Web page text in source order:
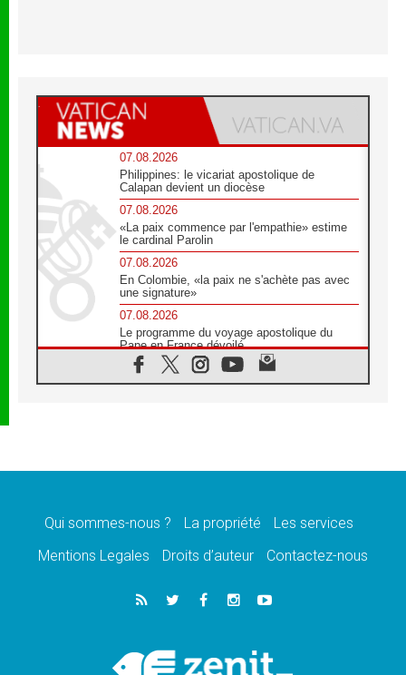
07.08.2026
Philippines: le vicariat apostolique de
Calapan devient un diocèse
07.08.2026
«La paix commence par l'empathie» estime
le cardinal Parolin
07.08.2026
En Colombie, «la paix ne s'achète pas avec
une signature»
07.08.2026
Le programme du voyage apostolique du
Pape en France dévoilé
07.08.2026
1ère Conférence continentale sur l'éducation
07.08.2026
07.08.2026
lancement des «dix jours de prière pour la
06.08.2026
Préparatifs des JMJ 2027 à Séoul: «c'est
Chrétiens et confucéens: respect et sagesse
Qui sommes-nous ? La propriété
Les services
Mentions Legales
Droits d’auteur Contactez-nous